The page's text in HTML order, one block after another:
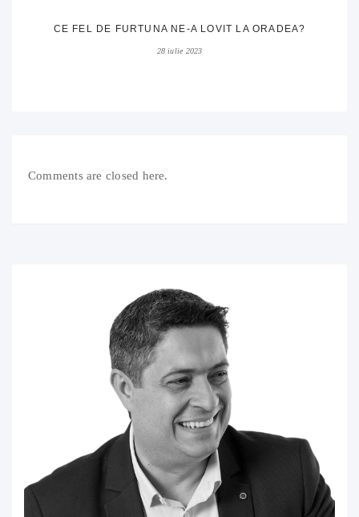
CE FEL DE FURTUNA NE-A LOVIT LA ORADEA?
28 iulie 2023
Comments are closed here.